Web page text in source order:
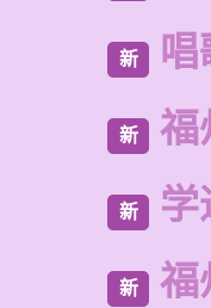
新 唱
新 福
新 学
新 福